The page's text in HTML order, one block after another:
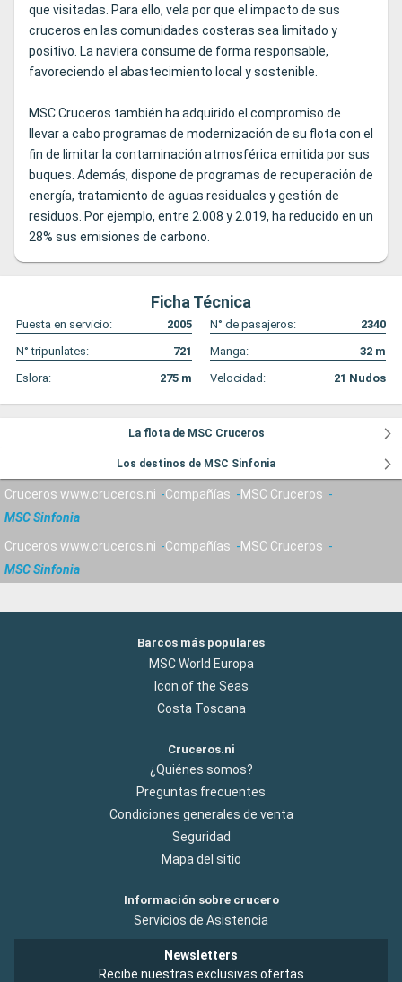
que visitadas. Para ello, vela por que el impacto de sus
cruceros en las comunidades costeras sea limitado y
positivo. La naviera consume de forma responsable,
favoreciendo el abastecimiento local y sostenible.
MSC Cruceros también ha adquirido el compromiso de
llevar a cabo programas de modernización de su flota con el
fin de limitar la contaminación atmosférica emitida por sus
buques. Además, dispone de programas de recuperación de
energía, tratamiento de aguas residuales y gestión de
residuos. Por ejemplo, entre 2.008 y 2.019, ha reducido en un
28% sus emisiones de carbono.
Ficha Técnica
Puesta en servicio: 2005 N° de pasajeros:
2340
N° tripunlates:
721 Manga: 32 m
Eslora:
275 m Velocidad: 21 Nudos
La flota de MSC Cruceros
Los destinos de MSC Sinfonia
Cruceros www.cruceros.ni Compañías
MSC Cruceros
MSC Sinfonia
Cruceros www.cruceros.ni Compañías
MSC Cruceros
MSC Sinfonia
Barcos más populares
MSC World Europa
Icon of the Seas
Costa Toscana
Cruceros.ni
¿Quiénes somos?
Preguntas frecuentes
Condiciones generales de venta
Seguridad
Mapa del sitio
Información sobre crucero
Servicios de Asistencia
Newsletters
Recibe nuestras exclusivas ofertas